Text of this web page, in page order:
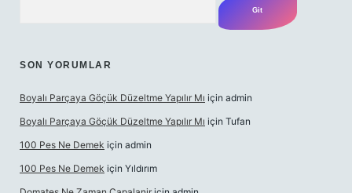
SON YORUMLAR
Boyalı Parçaya Göçük Düzeltme Yapılır Mı için admin
Boyalı Parçaya Göçük Düzeltme Yapılır Mı için Tufan
100 Pes Ne Demek için admin
100 Pes Ne Demek için Yıldırım